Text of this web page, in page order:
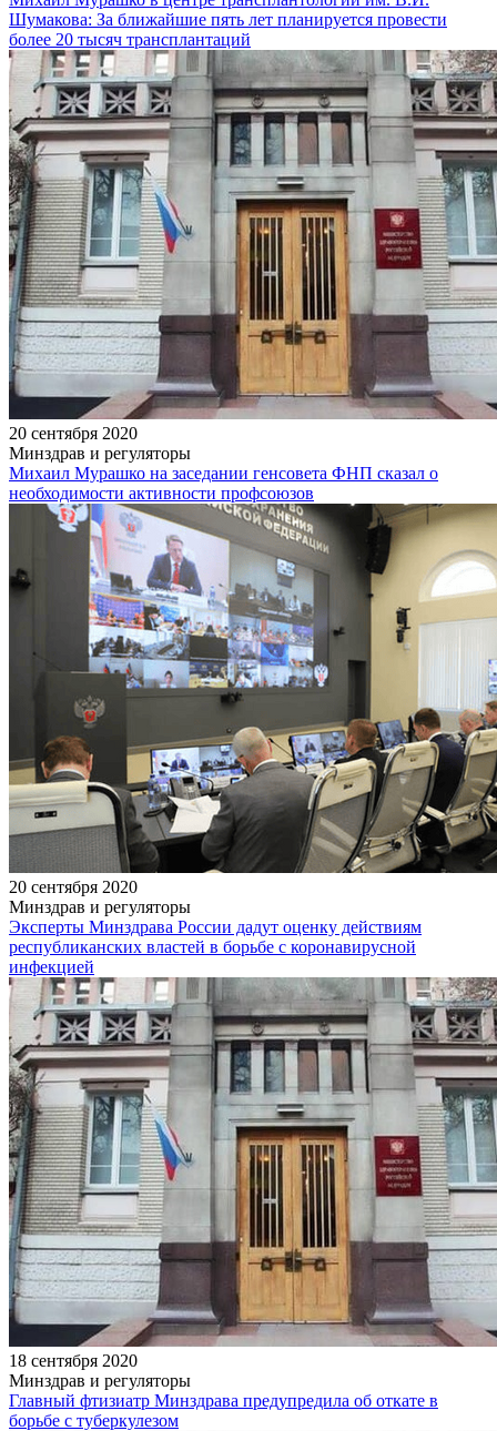
Шумакова: За ближайшие пять лет планируется провести
более 20 тысяч трансплантаций
20 сентября 2020
Минздрав и регуляторы
Михаил Мурашко на заседании генсовета ФНП сказал о
необходимости активности профсоюзов
20 сентября 2020
Минздрав и регуляторы
Эксперты Минздрава России дадут оценку действиям
республиканских властей в борьбе с коронавирусной
инфекцией
18 сентября 2020
Минздрав и регуляторы
Главный фтизиатр Минздрава предупредила об откате в
борьбе с туберкулезом